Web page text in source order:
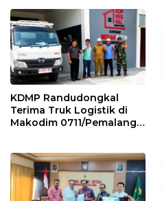
KDMP Randudongkal
Terima Truk Logistik di
Makodim 0711/Pemalang